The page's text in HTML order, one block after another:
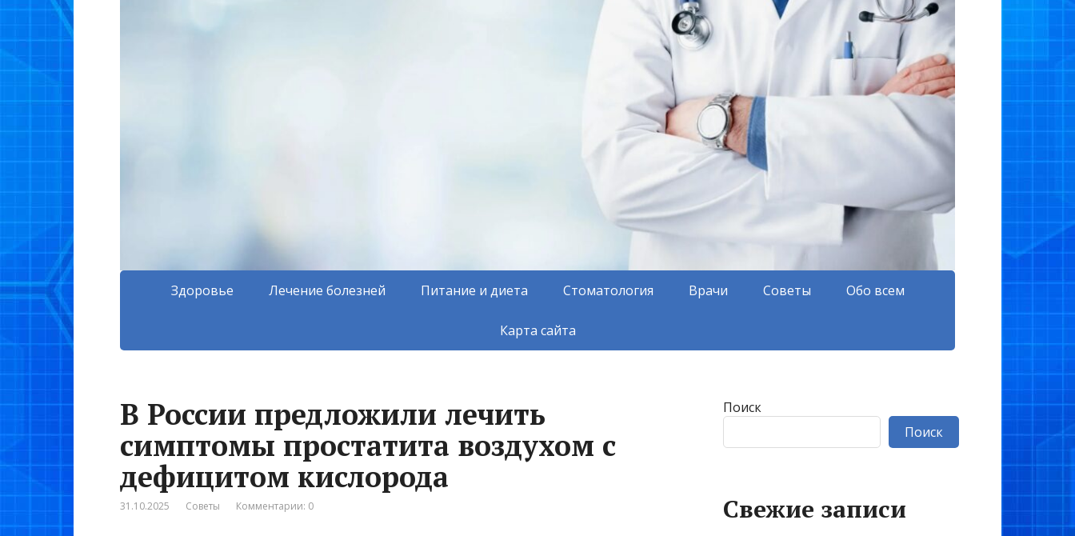
Здоровье Лечение болезней Питание и диета Стоматология Врачи Советы Обо всем
Карта сайта
В России предложили лечить
симптомы простатита воздухом с
дефицитом кислорода
31.10.2025 Советы Комментарии: 0
Поиск
Поиск
Свежие записи